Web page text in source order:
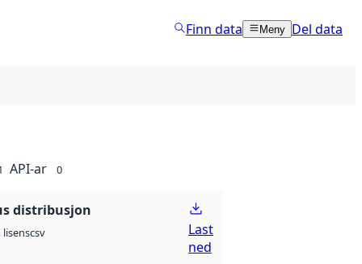
Finn data Meny Del data
API-ar 0
distribusjon
lisenscsv
Last
ned